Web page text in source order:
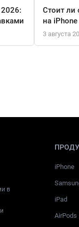
2026:
Стоит ли
на
3 августа
в
iPhone
iPad
AirPods